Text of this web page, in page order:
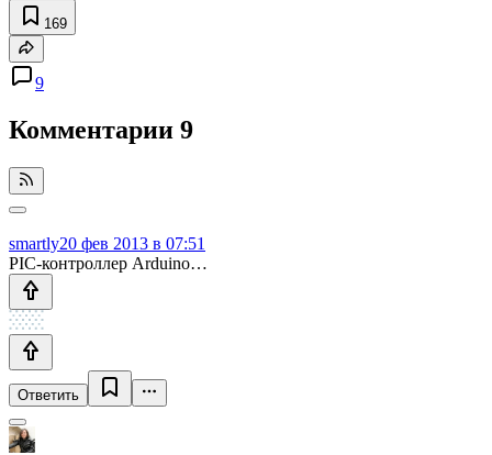
169
9
Комментарии 9
smartly20 фев 2013 в 07:51
PIC-контроллер Arduino…
Ответить